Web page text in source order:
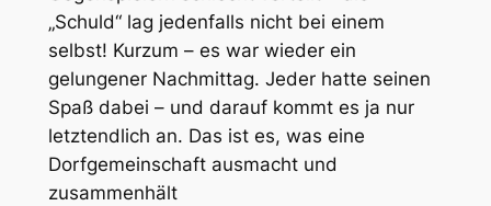
„Schuld“ lag jedenfalls nicht bei einem
selbst! Kurzum – es war wieder ein
gelungener Nachmittag. Jeder hatte seinen
Spaß dabei – und darauf kommt es ja nur
letztendlich an. Das ist es, was eine
Dorfgemeinschaft ausmacht und
zusammenhält